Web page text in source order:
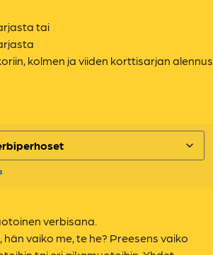
tai
kolmen ja viiden korttisarjan alennus
verbisana.
vaiko me, te he? Preesens vaiko